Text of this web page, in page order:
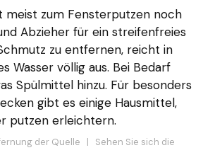
meist zum Fensterputzen noch
Abzieher für ein streifenfreies
zu entfernen, reicht in
Wasser völlig aus. Bei Bedarf
Spülmittel hinzu. Für besonders
gibt es einige Hausmittel,
putzen erleichtern.
der Quelle | Sehen Sie sich die